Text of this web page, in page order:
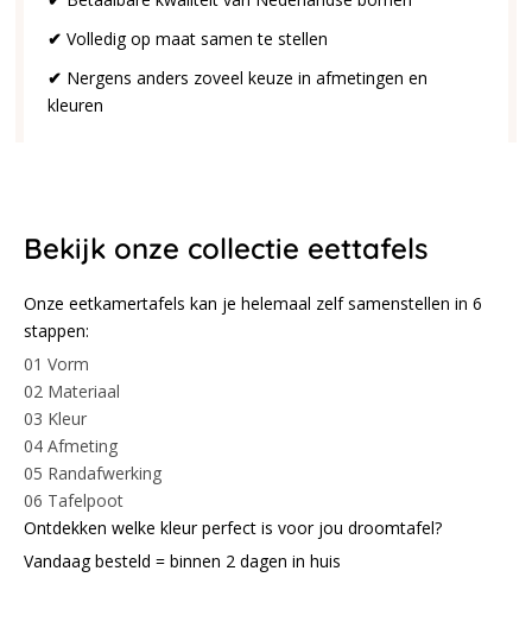
✔ Volledig op maat samen te stellen
✔ Nergens anders zoveel keuze in afmetingen en
kleuren
Bekijk onze collectie eettafels
Onze eetkamertafels kan je helemaal zelf samenstellen in 6
stappen:
01 Vorm
02 Materiaal
03 Kleur
04 Afmeting
05 Randafwerking
06 Tafelpoot
Ontdekken welke kleur perfect is voor jou droomtafel?
Vandaag besteld = binnen 2 dagen in huis